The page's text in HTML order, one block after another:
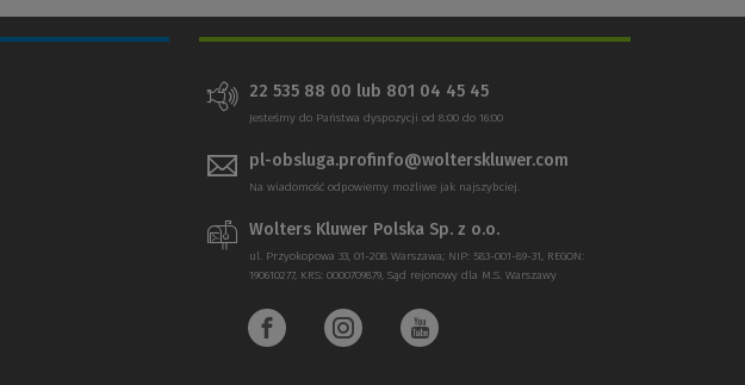
22 535 88 00 lub 801 04 45 45
Jesteśmy do Państwa dyspozycji od 8:00 do 16:00
pl-obsluga.profinfo@wolterskluwer.com
Na wiadomość odpowiemy możliwe jak najszybciej.
Wolters Kluwer Polska Sp. z o.o.
ul. Przyokopowa 33, 01-208 Warszawa; NIP: 583-001-89-31, REGON:
190610277, KRS: 0000709879, Sąd rejonowy dla M.S. Warszawy